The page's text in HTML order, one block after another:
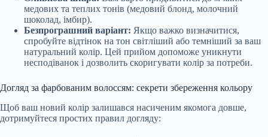
медових та теплих тонів (медовий блонд, молочний
шоколад, імбир).
Безпрограшний варіант: Якщо важко визначитися,
спробуйте відтінок на тон світліший або темніший за ваш
натуральний колір. Цей прийом допоможе уникнути
несподіванок і дозволить скоригувати колір за потреби.
Догляд за фарбованим волоссям: секрети збереження кольору
Щоб ваш новий колір залишався насиченим якомога довше,
дотримуйтеся простих правил догляду: